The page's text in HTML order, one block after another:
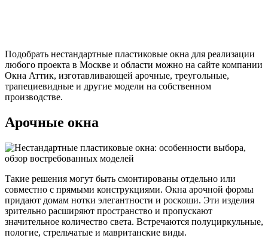
Подобрать нестандартные пластиковые окна для реализации
любого проекта в Москве и области можно на сайте компании
Окна Аттик, изготавливающей арочные, треугольные,
трапециевидные и другие модели на собственном
производстве.
Арочные окна
Такие решения могут быть смонтированы отдельно или
совместно с прямыми конструкциями. Окна арочной формы
придают домам нотки элегантности и роскоши. Эти изделия
зрительно расширяют пространство и пропускают
значительное количество света. Встречаются полуциркульные,
пологие, стрельчатые и мавританские виды.